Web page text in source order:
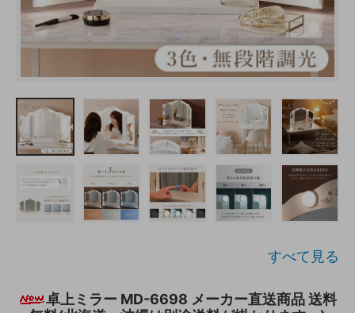
すべて見る
卓上ミラー MD-6698 メーカー直送商品 送料